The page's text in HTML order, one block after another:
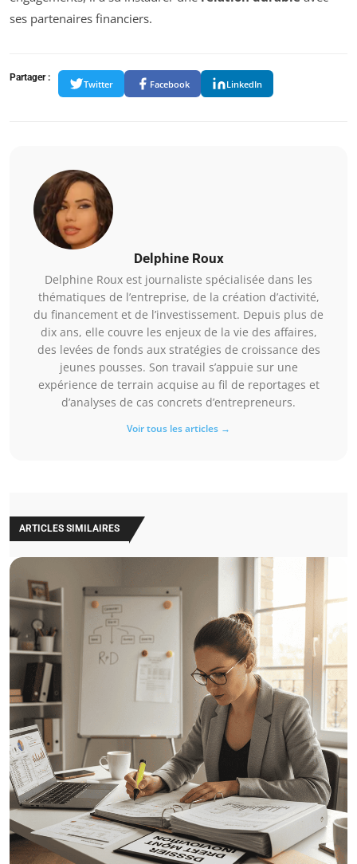
ses partenaires financiers.
Partager :
Twitter Facebook LinkedIn
Delphine Roux
Delphine Roux est journaliste spécialisée dans les
thématiques de l’entreprise, de la création d’activité,
du financement et de l’investissement. Depuis plus de
dix ans, elle couvre les enjeux de la vie des affaires,
des levées de fonds aux stratégies de croissance des
jeunes pousses. Son travail s’appuie sur une
expérience de terrain acquise au fil de reportages et
d’analyses de cas concrets d’entrepreneurs.
Voir tous les articles →
ARTICLES SIMILAIRES